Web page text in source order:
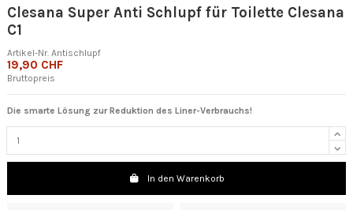
Clesana Super Anti Schlupf für Toilette Clesana
C1
Artikel-Nr. Antischlupf
19,90 CHF
Bruttopreis
Die smarte Lösung zur Reduktion des Liner-Verbrauchs!
In den Warenkorb